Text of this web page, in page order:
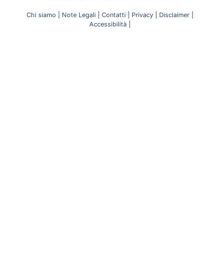
Chi siamo Note Legali Contatti Privacy Disclaimer
Accessibilità